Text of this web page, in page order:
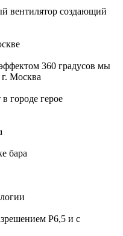
вентилятор создающий
360 градусов мы
Москва
городе герое
бара
Р6,5 и с